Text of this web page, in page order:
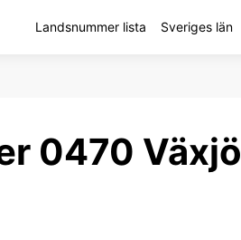
Landsnummer lista Sveriges län
0470 Växjö